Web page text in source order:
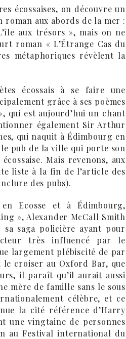
écossaises, on découvre un
aux abords de la mer :
aux trésors », mais on ne
roman « L’Étrange Cas du
métaphoriques révèlent la
écossais à se faire une
grâce à ses poèmes
qui est aujourd’hui un chant
également Sir Arthur
qui naquit à Édimbourg en
pub de la ville qui porte son
Mais revenons, aux
liste à la fin de l’article des
des pubs).
Ecosse et à Édimbourg,
», Alexander McCall Smith
sa saga policière ayant pour
très influencé par le
largement plébiscité de par
croiser au Oxford Bar, que
il paraît qu’il aurait aussi
mère de famille sans le sous
célèbre, et ce
la cité référence d’Harry
une vingtaine de personnes
au Festival international du